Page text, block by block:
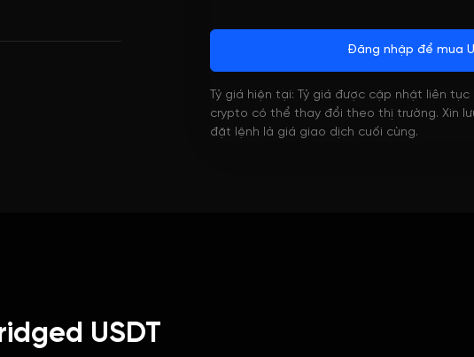
Đăng nhập để mua
Tỷ giá hiện tại: Tỷ giá được cập nhật liên
crypto có thể thay đổi theo thị trường. Xin
đặt lệnh là giá giao dịch cuối cùng.
USDT